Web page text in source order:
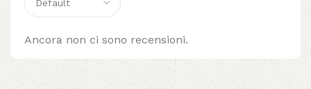
Ancora non ci sono recensioni.